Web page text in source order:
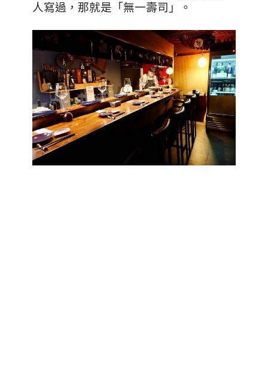
人寫過，那就是「無一壽司」。